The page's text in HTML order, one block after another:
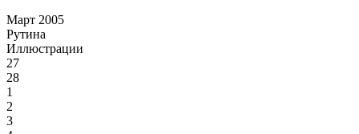
Март 2005
Рутина
Иллюстрации
27
28
1
2
3